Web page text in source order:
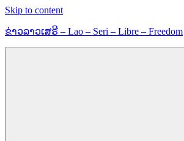
Skip to content
ຂ່າວລາວເສຣີ – Lao – Seri – Libre – Freedom